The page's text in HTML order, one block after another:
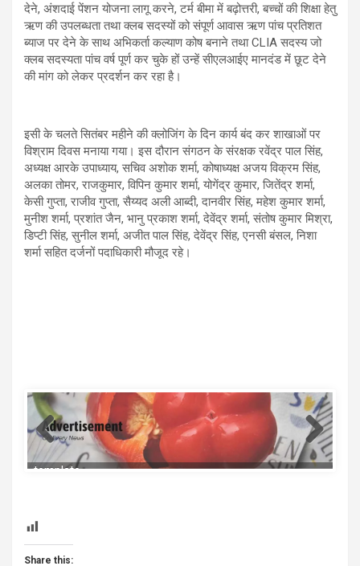
देने, अंशदाई पेंशन योजना लागू करने, टर्म बीमा में बढ़ोत्तरी, बच्चों की शिक्षा हेतु
ऋण की उपलब्धता तथा क्लब सदस्यों को संपूर्ण आवास ऋण पांच प्रतिशत
ब्याज पर देने के साथ अभिकर्ता कल्याण कोष बनाने तथा CLIA सदस्य जो
क्लब सदस्यता पांच वर्ष पूर्ण कर चुके हों उन्हें सीएलआईए मानदंड में छूट देने
की मांग को लेकर प्रदर्शन कर रहा है।
इसी के चलते सितंबर महीने की क्लोजिंग के दिन कार्य बंद कर शाखाओं पर
विश्राम दिवस मनाया गया। इस दौरान संगठन के संरक्षक रवेंद्र पाल सिंह,
अध्यक्ष आरके उपाध्याय, सचिव अशोक शर्मा, कोषाध्यक्ष अजय विक्रम सिंह,
अलका तोमर, राजकुमार, विपिन कुमार शर्मा, योगेंद्र कुमार, जितेंद्र शर्मा,
केसी गुप्ता, राजीव गुप्ता, सैय्यद अली आब्दी, दानवीर सिंह, महेश कुमार शर्मा,
मुनीश शर्मा, प्रशांत जैन, भानु प्रकाश शर्मा, देवेंद्र शर्मा, संतोष कुमार मिश्रा,
डिप्टी सिंह, सुनील शर्मा, अजीत पाल सिंह, देवेंद्र सिंह, एनसी बंसल, निशा
शर्मा सहित दर्जनों पदाधिकारी मौजूद रहे।
template
Share this: